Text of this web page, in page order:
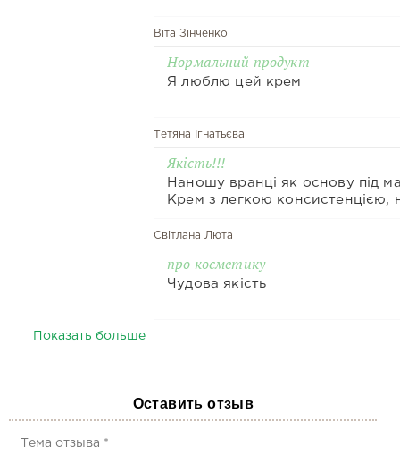
Віта Зінченко
Нормальний продукт
Я люблю цей крем
Тетяна Ігнатьєва
Якість!!!
Наношу вранці як основу під
Крем з легкою консистенцією,
всмоктується.
Світлана Люта
про косметику
Чудова якість
шкіри.
Показать больше
Оставить отзыв
Тема отзыва *